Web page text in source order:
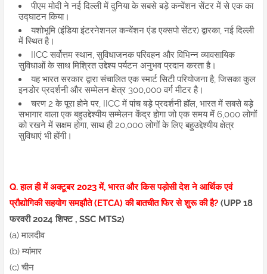
पीएम मोदी ने नई दिल्ली में दुनिया के सबसे बड़े कन्वेंशन सेंटर में से एक का
उद्घाटन किया।
यशोभूमि (इंडिया इंटरनेशनल कन्वेंशन एंड एक्सपो सेंटर) द्वारका, नई दिल्ली
में स्थित है।
IICC सर्वोत्तम स्थान, सुविधाजनक परिवहन और विभिन्न व्यावसायिक
सुविधाओं के साथ मिश्रित उद्देश्य पर्यटन अनुभव प्रदान करता है।
यह भारत सरकार द्वारा संचालित एक स्मार्ट सिटी परियोजना है, जिसका कुल
इनडोर प्रदर्शनी और सम्मेलन क्षेत्र 300,000 वर्ग मीटर है।
चरण 2 के पूरा होने पर, IICC में पांच बड़े प्रदर्शनी हॉल, भारत में सबसे बड़े
सभागार वाला एक बहुउद्देश्यीय सम्मेलन केंद्र होगा जो एक समय में 6,000 लोगों
को रखने में सक्षम होगा, साथ ही 20,000 लोगों के लिए बहुउद्देश्यीय क्षेत्र
सुविधाएं भी होंगी।
Q. हाल ही में अक्टूबर 2023 में, भारत और किस पड़ोसी देश ने आर्थिक एवं
प्रौद्योगिकी सहयोग समझौते (ETCA) की बातचीत फिर से शुरू की है? (UPP 18
फरवरी 2024 शिफ्ट, SSC MTS2)
(a) मालदीव
(b) म्यांमार
(c) चीन